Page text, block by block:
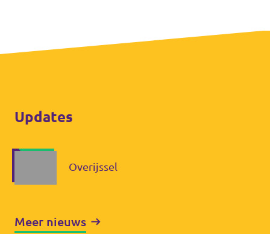
Updates
Overijssel
Meer nieuws